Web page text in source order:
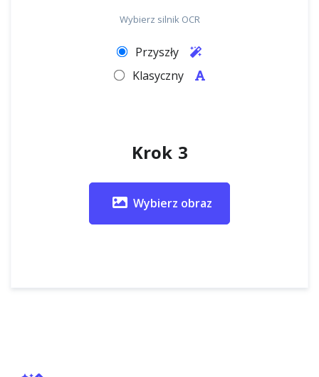
Wybierz silnik OCR
Przyszły
Klasyczny
Krok 3
Wybierz obraz